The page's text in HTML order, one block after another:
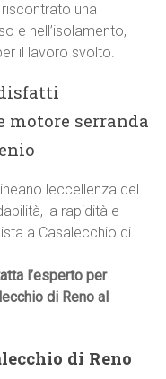
una
e nell’isolamento,
il lavoro svolto.
motore serranda
leccellenza del
la rapidità e
a Casalecchio di
l’esperto per
di Reno al
di Reno